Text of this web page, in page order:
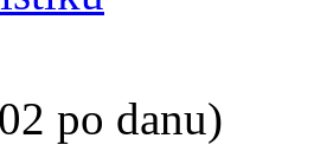
po danu)